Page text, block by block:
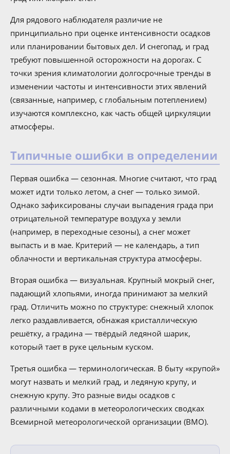
Для рядового наблюдателя различие не
принципиально при оценке интенсивности осадков
или планировании бытовых дел. И снегопад, и град
требуют повышенной осторожности на дорогах. С
точки зрения климатологии долгосрочные тренды в
изменении частоты и интенсивности этих явлений
(связанные, например, с глобальным потеплением)
изучаются комплексно, как часть общей циркуляции
атмосферы.
Типичные ошибки в определении
Первая ошибка — сезонная. Многие считают, что град
может идти только летом, а снег — только зимой.
Однако зафиксированы случаи выпадения града при
отрицательной температуре воздуха у земли
(например, в переходные сезоны), а снег может
выпасть и в мае. Критерий — не календарь, а тип
облачности и вертикальная структура атмосферы.
Вторая ошибка — визуальная. Крупный мокрый снег,
падающий хлопьями, иногда принимают за мелкий
град. Отличить можно по структуре: снежный хлопок
легко раздавливается, обнажая кристаллическую
решётку, а градина — твёрдый ледяной шарик,
который тает в руке цельным куском.
Третья ошибка — терминологическая. В быту «крупой»
могут назвать и мелкий град, и ледяную крупу, и
снежную крупу. Это разные виды осадков с
различными кодами в метеорологических сводках
Всемирной метеорологической организации (ВМО).